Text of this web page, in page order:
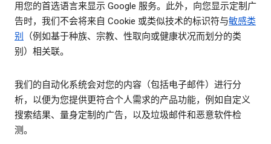
用您的首选语言来显示 Google 服务。此外，向您显示定制广
告时，我们不会将来自 Cookie 或类似技术的标识符与敏感类
别
（例如基于种族、宗教、性取向或健康状况而划分的类
别）相关联。
我们的自动化系统会对您的内容（包括电子邮件）进行分
析，以便为您提供更符合个人需求的产品功能，例如自定义
搜索结果、量身定制的广告，以及垃圾邮件和恶意软件检
测。